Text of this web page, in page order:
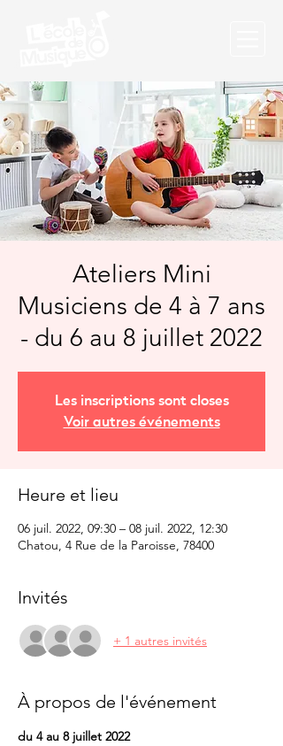
Ateliers Mini
Musiciens de 4 à 7 ans
- du 6 au 8 juillet 2022
Les inscriptions sont closes
Voir autres événements
Heure et lieu
06 juil. 2022, 09:30 – 08 juil. 2022, 12:30
Chatou, 4 Rue de la Paroisse, 78400
Invités
+ 1 autres invités
À propos de l'événement
du 4 au 8 juillet 2022